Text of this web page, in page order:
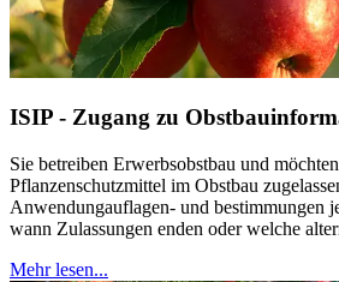
ISIP - Zugang zu
Sie betreiben Erwerbsobstbau und
Pflanzenschutzmittel im Obstbau
Anwendungauflagen- und bestimmungen
wann Zulassungen enden oder welche
Mehr lesen...